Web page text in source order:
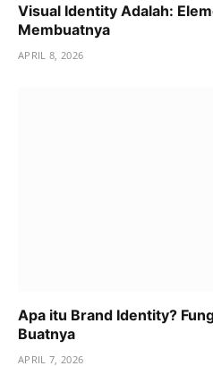
Visual Identity Adalah:
Membuatnya
APRIL 8, 2026
Apa itu Brand Identity?
Buatnya
APRIL 7, 2026